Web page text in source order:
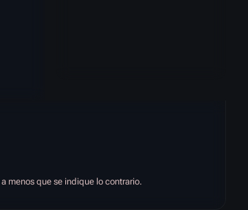
a menos que se indique lo contrario.